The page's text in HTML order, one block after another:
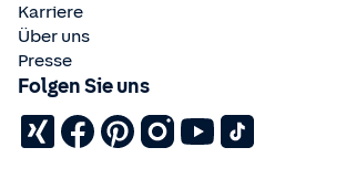
Karriere
Über uns
Presse
Folgen Sie uns